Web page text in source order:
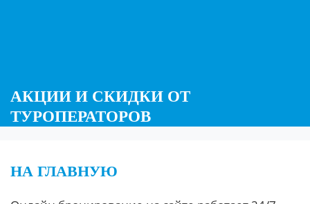
АКЦИИ И СКИДКИ ОТ
ТУРОПЕРАТОРОВ
НА ГЛАВНУЮ